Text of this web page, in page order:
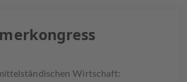
Wirtschaft: